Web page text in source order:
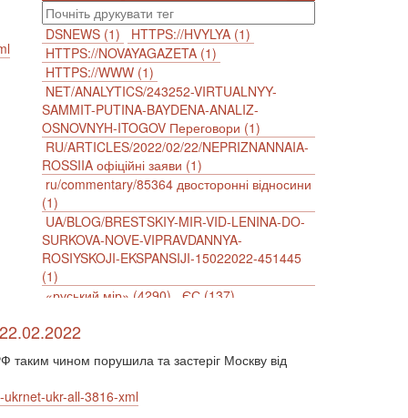
DSNEWS (1)
HTTPS://HVYLYA (1)
HTTPS://NOVAYAGAZETA (1)
HTTPS://WWW (1)
NET/ANALYTICS/243252-VIRTUALNYY-
SAMMIT-PUTINA-BAYDENA-ANALIZ-
OSNOVNYH-ITOGOV Переговори (1)
RU/ARTICLES/2022/02/22/NEPRIZNANNAIA-
ROSSIIA офіційні заяви (1)
ru/commentary/85364 двосторонні відносини
(1)
UA/BLOG/BRESTSKIY-MIR-VID-LENINA-DO-
SURKOVA-NOVE-VIPRAVDANNYA-
ROSIYSKOJI-EKSPANSIJI-15022022-451445
(1)
«руський мір» (4290)
ЄС (137)
інформаційна війна (3847)
інформаційна політика (903)
інцидент (1246)
іслам (510)
історія (4811)
агресія (2) антиамериканізм (1188)
антисемітизм (1)
чином порушила та застеріг Москву від
ukr-all-3816-xml